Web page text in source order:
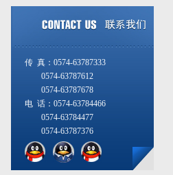
传 真：0574-63787333
0574-63787612
0574-63787678
电 话：0574-63784466
0574-63784477
0574-63787376